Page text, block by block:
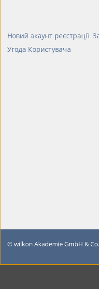
Новий акаунт реєстрації
Угода Користувача
© wilkon Akademie GmbH &